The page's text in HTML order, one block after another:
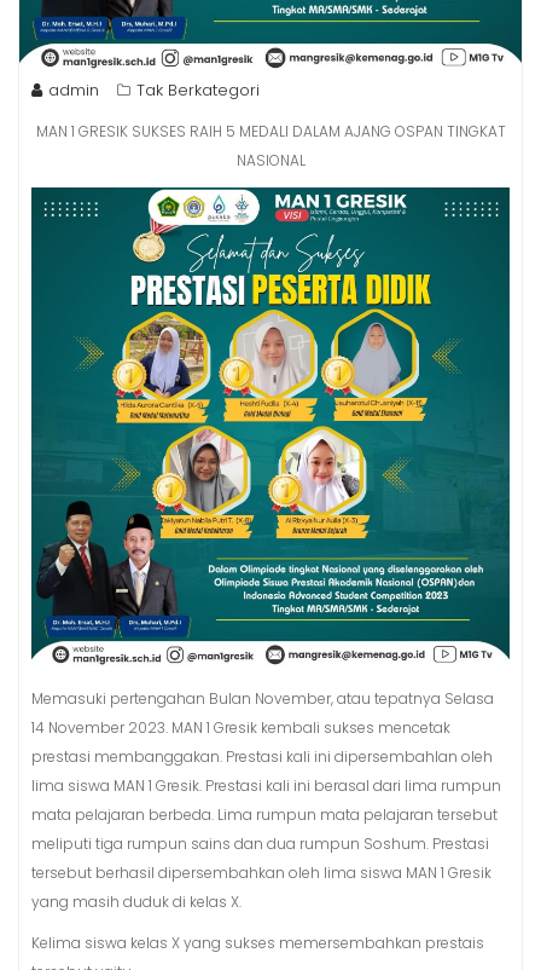
admin Tak Berkategori
MAN 1 GRESIK SUKSES RAIH 5 MEDALI DALAM AJANG OSPAN TINGKAT
NASIONAL
Memasuki pertengahan Bulan November, atau tepatnya Selasa
14 November 2023. MAN 1 Gresik kembali sukses mencetak
prestasi membanggakan. Prestasi kali ini dipersembahlan oleh
lima siswa MAN 1 Gresik. Prestasi kali ini berasal dari lima rumpun
mata pelajaran berbeda. Lima rumpun mata pelajaran tersebut
meliputi tiga rumpun sains dan dua rumpun Soshum. Prestasi
tersebut berhasil dipersembahkan oleh lima siswa MAN 1 Gresik
yang masih duduk di kelas X.
Kelima siswa kelas X yang sukses memersembahkan prestais